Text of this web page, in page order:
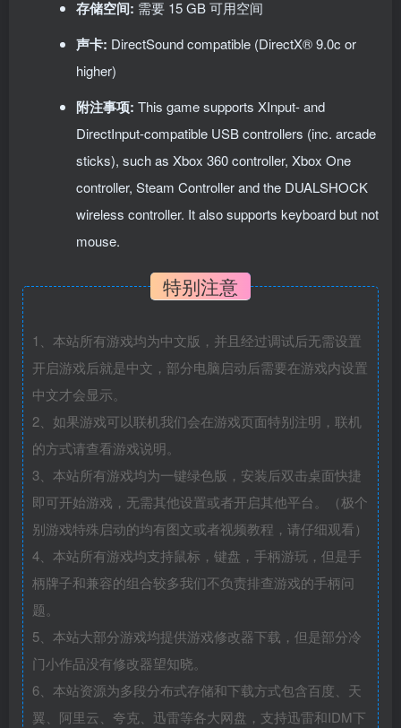
存储空间: 需要 15 GB 可用空间
声卡: DirectSound compatible (DirectX® 9.0c or
higher)
附注事项: This game supports XInput- and
DirectInput-compatible USB controllers (inc. arcade
sticks), such as Xbox 360 controller, Xbox One
controller, Steam Controller and the DUALSHOCK
wireless controller. It also supports keyboard but not
mouse.
特别注意
1、本站所有游戏均为中文版，并且经过调试后无需设置
开启游戏后就是中文，部分电脑启动后需要在游戏内设置
中文才会显示。
2、如果游戏可以联机我们会在游戏页面特别注明，联机
的方式请查看游戏说明。
3、本站所有游戏均为一键绿色版，安装后双击桌面快捷
即可开始游戏，无需其他设置或者开启其他平台。（极个
别游戏特殊启动的均有图文或者视频教程，请仔细观看）
4、本站所有游戏均支持鼠标，键盘，手柄游玩，但是手
柄牌子和兼容的组合较多我们不负责排查游戏的手柄问
题。
5、本站大部分游戏均提供游戏修改器下载，但是部分冷
门小作品没有修改器望知晓。
6、本站资源为多段分布式存储和下载方式包含百度、天
翼、阿里云、夸克、迅雷等各大网盘，支持迅雷和IDM下